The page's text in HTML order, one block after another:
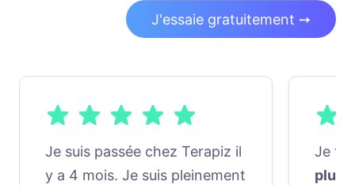
J'essaie gratuitement ➙
Je suis passée chez Terapiz il
y a 4 mois. Je suis pleinement
Je
plus